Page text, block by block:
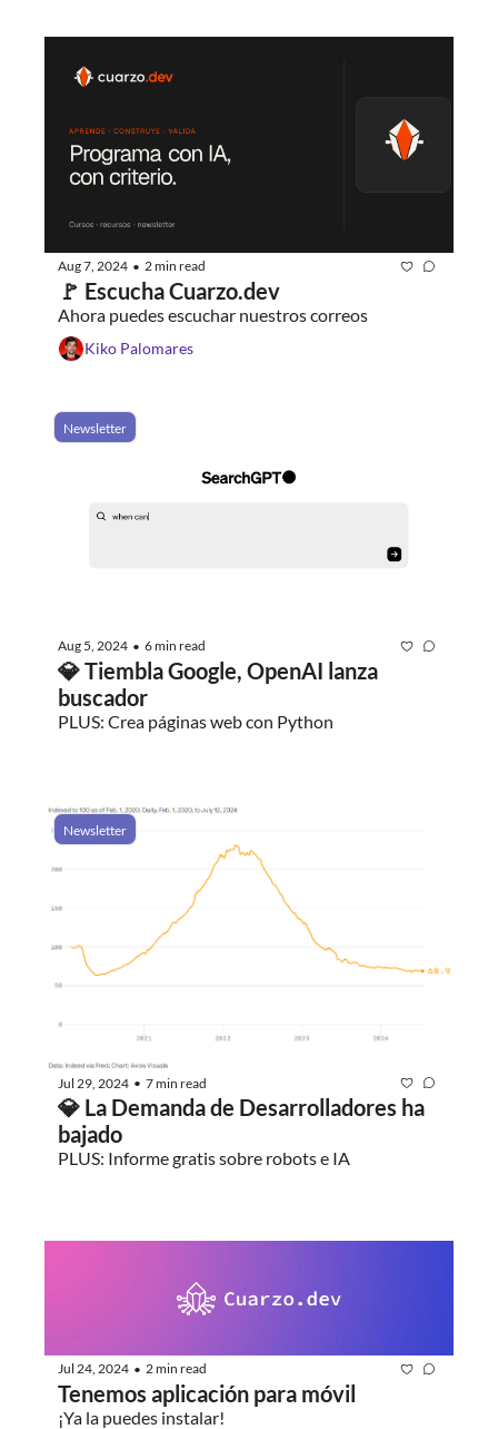
Aug 7, 2024 • 2 min read
🚩 Escucha Cuarzo.dev
Ahora puedes escuchar nuestros correos
Kiko Palomares
Newsletter
Aug 5, 2024 • 6 min read
💎 Tiembla Google, OpenAI lanza
buscador
PLUS: Crea páginas web con Python
Newsletter
Jul 29, 2024 • 7 min read
💎 La Demanda de Desarrolladores ha
bajado
PLUS: Informe gratis sobre robots e IA
Jul 24, 2024 • 2 min read
Tenemos aplicación para móvil
¡Ya la puedes instalar!